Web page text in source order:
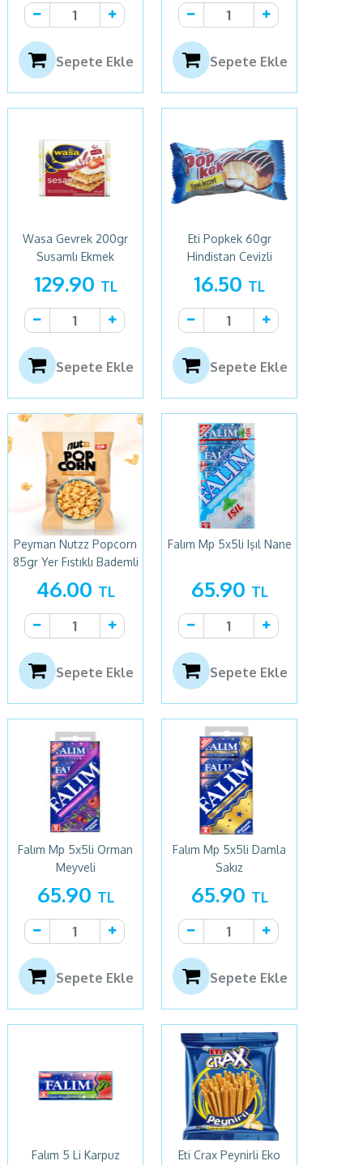
Sepete Ekle Sepete Ekle
Wasa Gevrek 200gr
Susamlı Ekmek
129.90 TL
Sepete Ekle
Eti Popkek 60gr
Hindistan Cevizli
16.50 TL
Sepete Ekle
Peyman Nutzz Popcorn
85gr Yer Fıstıklı Bademli
46.00 TL
Sepete Ekle
Falım Mp 5x5li Işıl Nane
65.90 TL
Sepete Ekle
Falım Mp 5x5li Orman
Meyveli
65.90 TL
Sepete Ekle
Falım Mp 5x5li Damla
Sakız
65.90 TL
Sepete Ekle
Falım 5 Li Karpuz
Eti Crax Peynirli Eko